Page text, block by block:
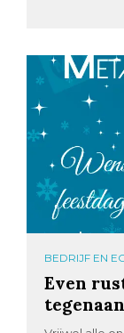
BEDRIJF EN
Even